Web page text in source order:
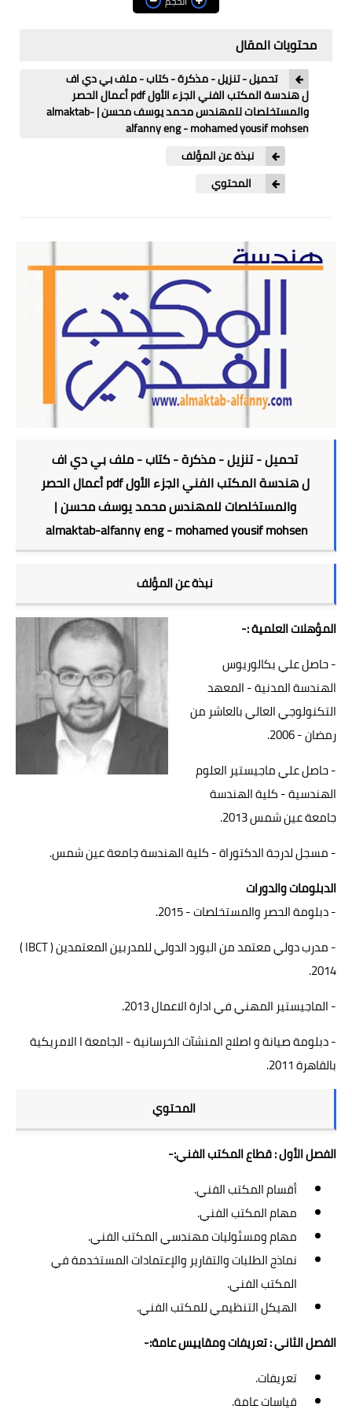
مكتب فني
هندسة السكة الحديد
هندسة الري والصرف
هندسة المواني
هندسة المساحة
مناهج دراسية
المناهج دراسية للجامعات
المصرية والعربية
ملفات ومشاريع تخرج
برامج وكورسات
مكتبة البرامج
كورسات دورات تعليمية
كتب وابحاث
مراجع عربية
مراجع اجنبية
برامج الهندسة المعمارية
تشطيبات وديكورات
مهندس علي الطريق
محتويات المقال
تحميل - تنزيل - مذكرة - كتاب - ملف بي دي اف
ل هندسة المكتب الفني الجزء الأول pdf أعمال الحصر
والمستخلصات للمهندس محمد يوسف محسن | almaktab-
alfanny eng - mohamed yousif mohsen
نبذة عن المؤلف
المحتوي
تحميل - تنزيل - مذكرة - كتاب - ملف بي دي اف
ل هندسة المكتب الفني الجزء الأول pdf أعمال الحصر
والمستخلصات للمهندس محمد يوسف محسن |
almaktab-alfanny eng - mohamed yousif mohsen
نبذة عن المؤلف
المؤهلات العلمية :-
- حاصل علي بكالوريوس
الهندسة المدنية - المعهد
التكنولوجي العالي بالعاشر من
رمضان - 2006.
- حاصل علي ماجيستير العلوم
الهندسية - كلية الهندسة
جامعة عين شمس 2013.
- مسجل لدرجة الدكتوراة - كلية الهندسة جامعة عين شمس.
الدبلومات والدورات
- دبلومة الحصر والمستخلصات - 2015.
- مدرب دولي معتمد من البورد الدولي للمدربين المعتمدين ( IBCT )
2014.
- الماجيستير المهني في ادارة الاعمال 2013.
- دبلومة صيانة و اصلاح المنشآت الخرسانية - الجامعة ا الامريكية
بالقاهرة 2011.
المحتوي
الفصل الأول : قطاع المكتب الفني:-
أقسام المكتب الفني.
مهام المكتب الفني.
مهام ومسئوليات مهندسي المكتب الفني.
نماذج الطلبات والتقارير والإعتمادات المستخدمة في
المكتب الفني.
الهيكل التنظيمي للمكتب الفني.
الفصل الثاني : تعريفات ومقاييس عامة:-
تعريفات.
قياسات عامة.